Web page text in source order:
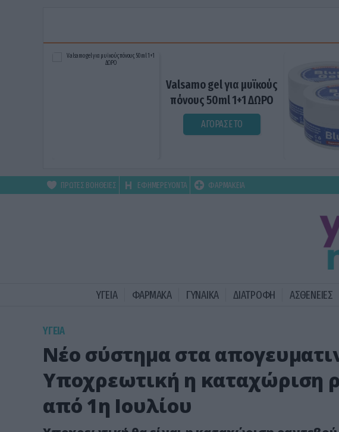
Valsamo gel για μυϊκούς
πόνους 50ml 1+1 ΔΩΡΟ
ΑΓΟΡΑΣΕ ΤΟ
ΠΡΩΤΕΣ ΒΟΗΘΕΙΕΣ ΕΦΗΜΕΡΕΥΟΝΤΑ ΦΑΡΜΑΚΕΙΑ
ΥΓΕΙΑ ΦΑΡΜΑΚΑ ΓΥΝΑΙΚΑ ΔΙΑΤΡΟΦΗ ΑΣΘΕΝΕΙΕΣ
ΥΓΕΙΑ
Νέο σύστημα στα
Υποχρεωτική η καταχώριση
από 1η Ιουλίου